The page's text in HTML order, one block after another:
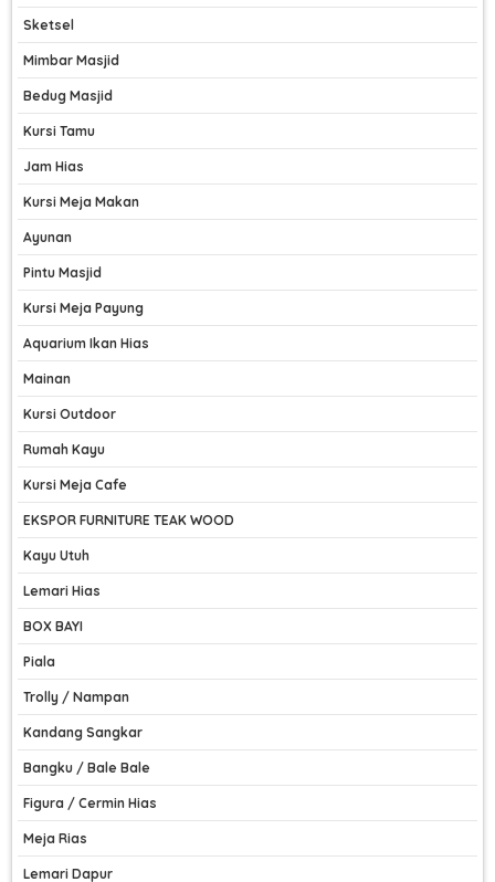
Sketsel
Mimbar Masjid
Bedug Masjid
Kursi Tamu
Jam Hias
Kursi Meja Makan
Ayunan
Pintu Masjid
Kursi Meja Payung
Aquarium Ikan Hias
Mainan
Kursi Outdoor
Rumah Kayu
Kursi Meja Cafe
EKSPOR FURNITURE TEAK WOOD
Kayu Utuh
Lemari Hias
BOX BAYI
Piala
Trolly / Nampan
Kandang Sangkar
Bangku / Bale Bale
Figura / Cermin Hias
Meja Rias
Lemari Dapur